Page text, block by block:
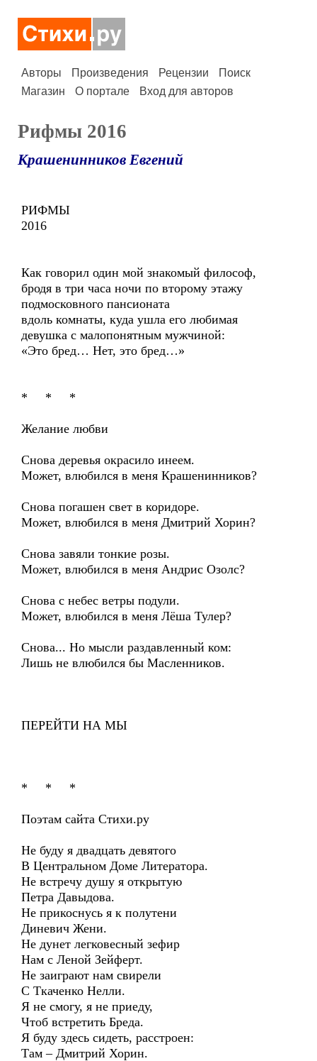
Авторы Произведения Рецензии
Поиск
Магазин
О портале Вход для авторов
Рифмы 2016
Крашенинников Евгений
РИФМЫ
2016
Как говорил один мой знакомый философ,
бродя в три часа ночи по второму этажу
подмосковного пансионата
вдоль комнаты, куда ушла его любимая
девушка с малопонятным мужчиной:
«Это бред… Нет, это бред…»
* * *
Желание любви
Снова деревья окрасило инеем.
Может, влюбился в меня Крашенинников?
Снова погашен свет в коридоре.
Может, влюбился в меня Дмитрий Хорин?
Снова завяли тонкие розы.
Может, влюбился в меня Андрис Озолс?
Снова с небес ветры подули.
Может, влюбился в меня Лёша Тулер?
Снова... Но мысли раздавленный ком:
Лишь не влюбился бы Масленников.
ПЕРЕЙТИ НА МЫ
* * *
Поэтам сайта Стихи.ру
Не буду я двадцать девятого
В Центральном Доме Литератора.
Не встречу душу я открытую
Петра Давыдова.
Не прикоснусь я к полутени
Диневич Жени.
Не дунет легковесный зефир
Нам с Леной Зейферт.
Не заиграют нам свирели
С Ткаченко Нелли.
Я не смогу, я не приеду,
Чтоб встретить Бреда.
Я буду здесь сидеть, расстроен:
Там – Дмитрий Хорин.